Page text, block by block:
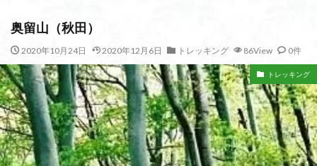
奥留山（秋田）
2020年10月24日 2020年12月6日 トレッキング 86View 0件
トレッキング
1965年 横尾山 津軽富士 津軽半島
津軽
津和野
洛北 沢登り 沖縄県
水沢山
歴史
武蔵御嶽神社 武蔵丘陵 武山
樹氷
榊山
流紋岩 楢抜山 森田山
棚山
桧枝岐
桐生市 桐の花 桃畑
桃源郷